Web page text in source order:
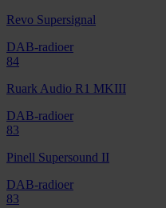
Revo Supersignal
DAB-radioer
84
Ruark Audio R1 MKIII
DAB-radioer
83
Pinell Supersound II
DAB-radioer
83